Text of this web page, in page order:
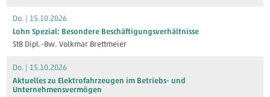
Do. | 15.10.2026
Lohn Spezial: Besondere Beschäftigungsverhältnisse
StB Dipl.-Bw. Volkmar Brettmeier
Do. | 15.10.2026
Aktuelles zu Elektrofahrzeugen im Betriebs- und
Unternehmensvermögen